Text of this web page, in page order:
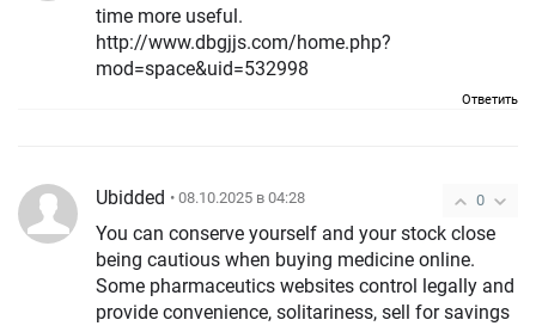
time more useful.
http://www.dbgjjs.com/home.php?
mod=space&uid=532998
Ответить
0
Ubidded • 08.10.2025 в 04:28
You can conserve yourself and your stock close
being cautious when buying medicine online.
Some pharmaceutics websites control legally and
provide convenience, solitariness, sell for savings